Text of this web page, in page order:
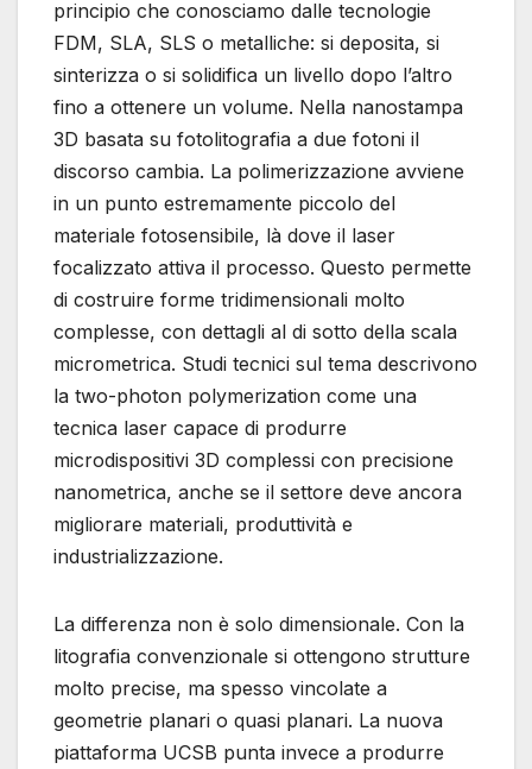
principio che conosciamo dalle tecnologie
FDM, SLA, SLS o metalliche: si deposita, si
sinterizza o si solidifica un livello dopo l’altro
fino a ottenere un volume. Nella nanostampa
3D basata su fotolitografia a due fotoni il
discorso cambia. La polimerizzazione avviene
in un punto estremamente piccolo del
materiale fotosensibile, là dove il laser
focalizzato attiva il processo. Questo permette
di costruire forme tridimensionali molto
complesse, con dettagli al di sotto della scala
micrometrica. Studi tecnici sul tema descrivono
la two-photon polymerization come una
tecnica laser capace di produrre
microdispositivi 3D complessi con precisione
nanometrica, anche se il settore deve ancora
migliorare materiali, produttività e
industrializzazione.
La differenza non è solo dimensionale. Con la
litografia convenzionale si ottengono strutture
molto precise, ma spesso vincolate a
geometrie planari o quasi planari. La nuova
piattaforma UCSB punta invece a produrre